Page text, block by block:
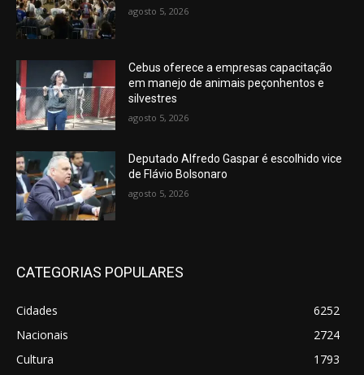
agosto 5, 2026
Cebus oferece a empresas capacitação
em manejo de animais peçonhentos e
silvestres
agosto 5, 2026
Deputado Alfredo Gaspar é escolhido vice
de Flávio Bolsonaro
agosto 5, 2026
CATEGORIAS POPULARES
Cidades
6252
Nacionais
2724
Cultura
1793